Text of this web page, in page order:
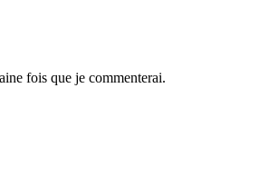
fois que je commenterai.